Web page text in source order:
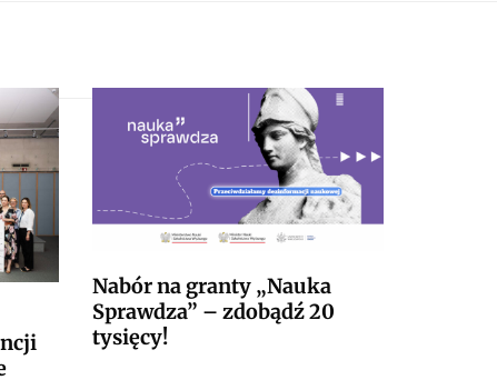
Nabór na granty „Nauka
Sprawdza” – zdobądź 20
tysięcy!